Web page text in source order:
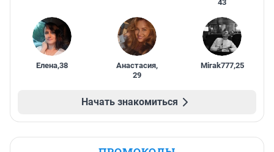
43
Елена,38 Анастасия,
29
Mirak777,25
Начать знакомиться